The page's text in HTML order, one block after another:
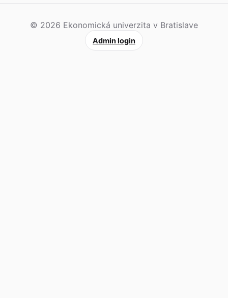
© 2026 Ekonomická univerzita v Bratislave
Admin login